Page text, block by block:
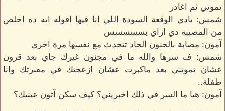
تموتي ثم اغادر
شمس: يادي الوقعة السودة اللي انا فيها اقوله ايه ده اخلص
من المصيبة دي ازاي بسسسسس
آمون: مصابة بالجنون الحاد تتحدث مع نفسها مرة اخرى
شمس: ف سرها والله ما في مجنون غيرك جاي بعد قرون
عشان تموتني بعد ماكبرت عشان ازعجتك في مقبرتك وانا
طفلة..
آمون: هيا ما السر في ذلك اخبريني؟ كيف سكن آتون عينيك؟